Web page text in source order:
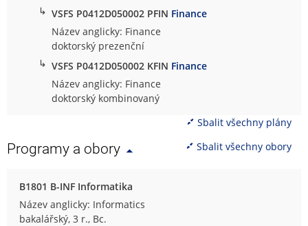
↳ VSFS P0412D050002 PFIN Finance
Název anglicky: Finance
doktorský prezenční
↳ VSFS P0412D050002 KFIN Finance
Název anglicky: Finance
doktorský kombinovaný
Sbalit všechny plány
Programy a obory Sbalit všechny obory
B1801 B-INF Informatika
Název anglicky: Informatics
bakalářský, 3 r., Bc.